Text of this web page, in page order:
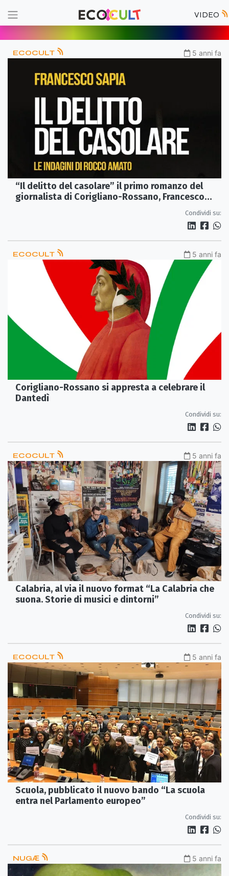
VIDEO
ECOCULT 5 anni fa
“Il delitto del casolare” il primo romanzo del
giornalista di Corigliano-Rossano, Francesco
Condividi su:
ECOCULT 5 anni fa
Corigliano-Rossano si appresta a celebrare il
Dantedì
Condividi su:
ECOCULT 5 anni fa
Calabria, al via il nuovo format “La Calabria che
suona. Storie di musici e dintorni”
Condividi su:
ECOCULT 5 anni fa
Scuola, pubblicato il nuovo bando “La scuola
entra nel Parlamento europeo”
Condividi su:
NUGӔ 5 anni fa